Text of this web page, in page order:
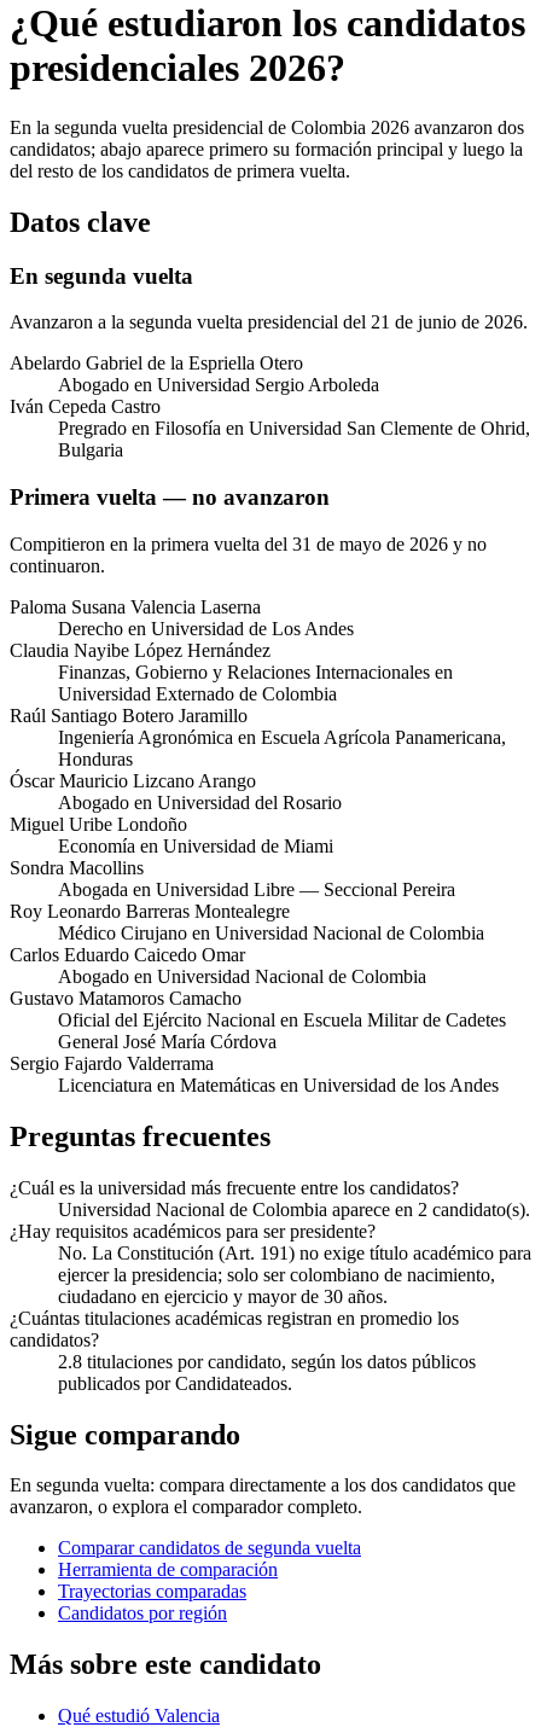
¿Qué estudiaron los candidatos
presidenciales 2026?
En la segunda vuelta presidencial de Colombia 2026 avanzaron dos
candidatos; abajo aparece primero su formación principal y luego la
del resto de los candidatos de primera vuelta.
Datos clave
En segunda vuelta
Avanzaron a la segunda vuelta presidencial del 21 de junio de 2026.
Abelardo Gabriel de la Espriella Otero
Abogado en Universidad Sergio Arboleda
Iván Cepeda Castro
Pregrado en Filosofía en Universidad San Clemente de Ohrid,
Bulgaria
Primera vuelta — no avanzaron
Compitieron en la primera vuelta del 31 de mayo de 2026 y no
continuaron.
Paloma Susana Valencia Laserna
Derecho en Universidad de Los Andes
Claudia Nayibe López Hernández
Finanzas, Gobierno y Relaciones Internacionales en
Universidad Externado de Colombia
Raúl Santiago Botero Jaramillo
Ingeniería Agronómica en Escuela Agrícola Panamericana,
Honduras
Óscar Mauricio Lizcano Arango
Abogado en Universidad del Rosario
Miguel Uribe Londoño
Economía en Universidad de Miami
Sondra Macollins
Abogada en Universidad Libre — Seccional Pereira
Roy Leonardo Barreras Montealegre
Médico Cirujano en Universidad Nacional de Colombia
Carlos Eduardo Caicedo Omar
Abogado en Universidad Nacional de Colombia
Gustavo Matamoros Camacho
Oficial del Ejército Nacional en Escuela Militar de Cadetes
General José María Córdova
Sergio Fajardo Valderrama
Licenciatura en Matemáticas en Universidad de los Andes
Preguntas frecuentes
¿Cuál es la universidad más frecuente entre los candidatos?
Universidad Nacional de Colombia aparece en 2 candidato(s).
¿Hay requisitos académicos para ser presidente?
No. La Constitución (Art. 191) no exige título académico para
ejercer la presidencia; solo ser colombiano de nacimiento,
ciudadano en ejercicio y mayor de 30 años.
¿Cuántas titulaciones académicas registran en promedio los
candidatos?
2.8 titulaciones por candidato, según los datos públicos
publicados por Candidateados.
Sigue comparando
En segunda vuelta: compara directamente a los dos candidatos que
avanzaron, o explora el comparador completo.
Comparar candidatos de segunda vuelta
Herramienta de comparación
Trayectorias comparadas
Candidatos por región
Más sobre este candidato
Qué estudió Valencia